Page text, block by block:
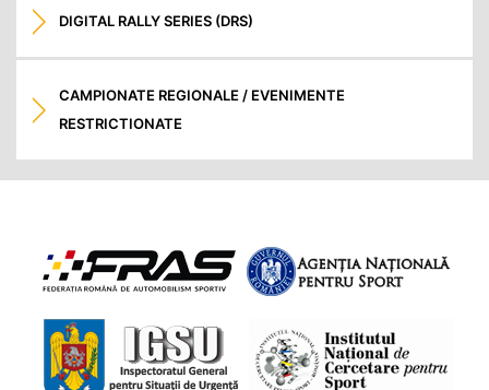
DIGITAL RALLY SERIES (DRS)
CAMPIONATE REGIONALE / EVENIMENTE
RESTRICTIONATE